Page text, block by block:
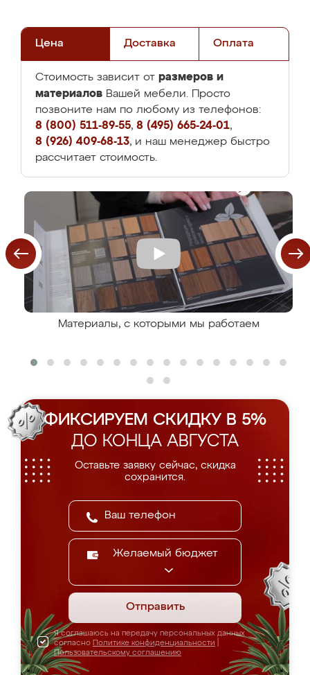
Цена Доставка Оплата
Стоимость зависит от размеров и
материалов Вашей мебели. Просто
позвоните нам по любому из телефонов:
8 (800) 511-89-55, 8 (495) 665-24-01,
8 (926) 409-68-13, и наш менеджер быстро
рассчитает стоимость.
Материалы, с которыми мы работаем
ФИКСИРУЕМ СКИДКУ В 5%
ДО КОНЦА АВГУСТА
Оставьте заявку сейчас, скидка
сохранится.
Желаемый бюджет
Отправить
Я соглашаюсь на передачу персональных данных
согласно Политике конфиденциальности
Пользовательскому соглашению